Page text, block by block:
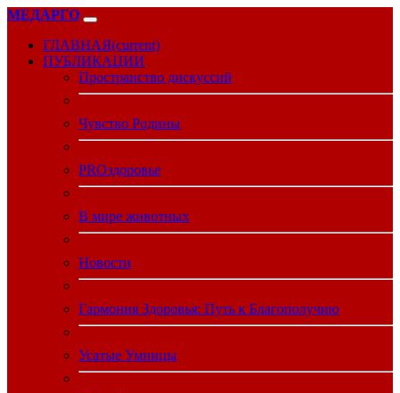
МЕДАРГО
ГЛАВНАЯ(current)
ПУБЛИКАЦИИ
Пространство дискуссий
Чувство Родины
PROздоровье
В мире животных
Новости
Гармония Здоровья: Путь к Благополучию
Усатые Умницы